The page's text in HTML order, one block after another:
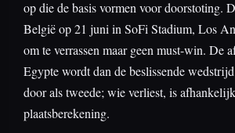
op die de basis vormen voor doorstoting.
België op 21 juni in SoFi Stadium, Los
om te verrassen maar geen must-win. De
Egypte wordt dan de beslissende
door als tweede; wie verliest, is
plaatsberekening.